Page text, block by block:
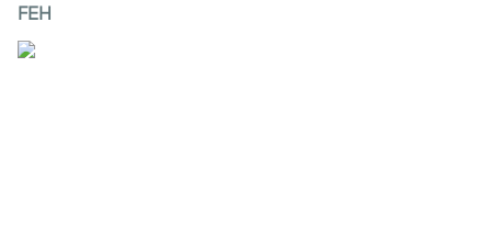
FEH
armarios closet
comedores